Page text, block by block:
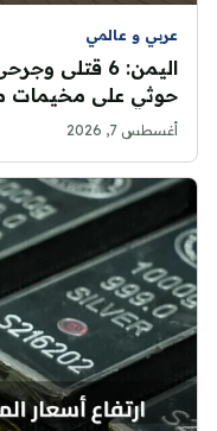
عربي و عالمي
اليمن: 6
حوثي على مخيمات
أغسطس 7, 2026